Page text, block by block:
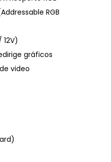
RGB
gráficos
video